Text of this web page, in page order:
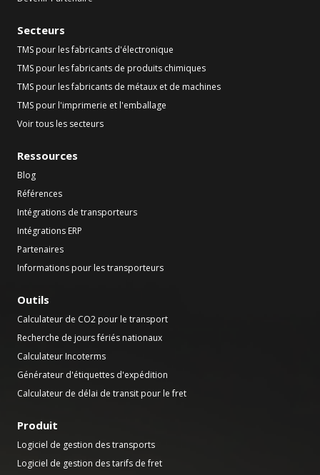
Secteurs
TMS pour les fabricants d'électronique
TMS pour les fabricants de produits chimiques
TMS pour les fabricants de métaux et de machines
TMS pour l'imprimerie et l'emballage
Voir tous les secteurs
Ressources
Blog
Références
Intégrations de transporteurs
Intégrations ERP
Partenaires
Informations pour les transporteurs
Outils
Calculateur de CO2 pour le transport
Recherche de jours fériés nationaux
Calculateur Incoterms
Générateur d'étiquettes d'expédition
Calculateur de délai de transit pour le fret
Produit
Logiciel de gestion des transports
Logiciel de gestion des tarifs de fret